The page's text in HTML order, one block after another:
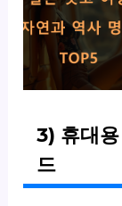
3) 휴대
드